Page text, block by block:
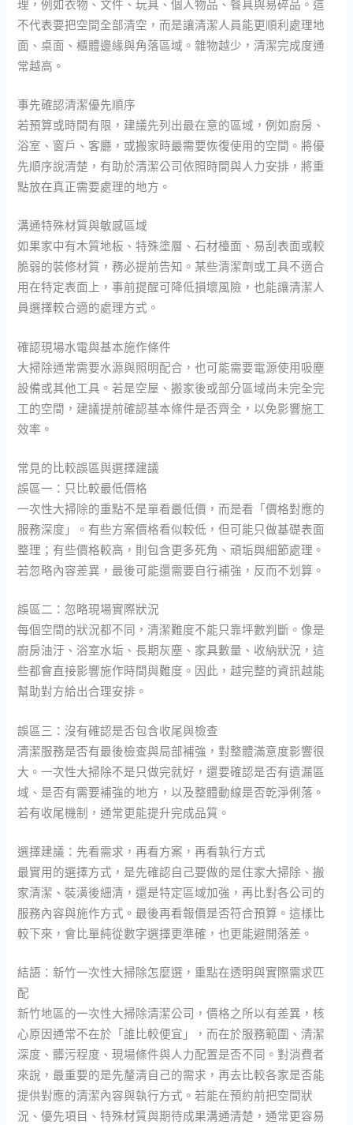
理，例如衣物、文件、玩具、個人物品、餐具與易碎品。這
不代表要把空間全部清空，而是讓清潔人員能更順利處理地
面、桌面、櫃體邊緣與角落區域。雜物越少，清潔完成度通
常越高。
事先確認清潔優先順序
若預算或時間有限，建議先列出最在意的區域，例如廚房、
浴室、窗戶、客廳，或搬家時最需要恢復使用的空間。將優
先順序說清楚，有助於清潔公司依照時間與人力安排，將重
點放在真正需要處理的地方。
溝通特殊材質與敏感區域
如果家中有木質地板、特殊塗層、石材檯面、易刮表面或較
脆弱的裝修材質，務必提前告知。某些清潔劑或工具不適合
用在特定表面上，事前提醒可降低損壞風險，也能讓清潔人
員選擇較合適的處理方式。
確認現場水電與基本施作條件
大掃除通常需要水源與照明配合，也可能需要電源使用吸塵
設備或其他工具。若是空屋、搬家後或部分區域尚未完全完
工的空間，建議提前確認基本條件是否齊全，以免影響施工
效率。
常見的比較誤區與選擇建議
誤區一：只比較最低價格
一次性大掃除的重點不是單看最低價，而是看「價格對應的
服務深度」。有些方案價格看似較低，但可能只做基礎表面
整理；有些價格較高，則包含更多死角、頑垢與細節處理。
若忽略內容差異，最後可能還需要自行補強，反而不划算。
誤區二：忽略現場實際狀況
每個空間的狀況都不同，清潔難度不能只靠坪數判斷。像是
廚房油汙、浴室水垢、長期灰塵、家具數量、收納狀況，這
些都會直接影響施作時間與難度。因此，越完整的資訊越能
幫助對方給出合理安排。
誤區三：沒有確認是否包含收尾與檢查
清潔服務是否有最後檢查與局部補強，對整體滿意度影響很
大。一次性大掃除不是只做完就好，還要確認是否有遺漏區
域、是否有需要補強的地方，以及整體動線是否乾淨俐落。
若有收尾機制，通常更能提升完成品質。
選擇建議：先看需求，再看方案，再看執行方式
最實用的選擇方式，是先確認自己要做的是住家大掃除、搬
家清潔、裝潢後細清，還是特定區域加強，再比對各公司的
服務內容與施作方式。最後再看報價是否符合預算。這樣比
較下來，會比單純從數字選擇更準確，也更能避開落差。
結語：新竹一次性大掃除怎麼選，重點在透明與實際需求匹
配
新竹地區的一次性大掃除清潔公司，價格之所以有差異，核
心原因通常不在於「誰比較便宜」，而在於服務範圍、清潔
深度、髒污程度、現場條件與人力配置是否不同。對消費者
來說，最重要的是先釐清自己的需求，再去比較各家是否能
提供對應的清潔內容與執行方式。若能在預約前把空間狀
況、優先項目、特殊材質與期待成果溝通清楚，通常更容易